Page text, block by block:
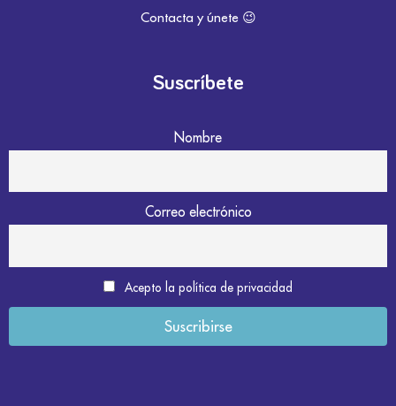
Contacta y únete 😉
Suscríbete
Nombre
Correo electrónico
Acepto la política de privacidad